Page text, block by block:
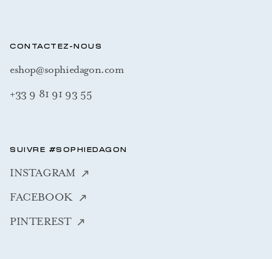
CONTACTEZ-NOUS
eshop@sophiedagon.com
+33 9 81 91 93 55
SUIVRE #SOPHIEDAGON
INSTAGRAM
FACEBOOK
PINTEREST